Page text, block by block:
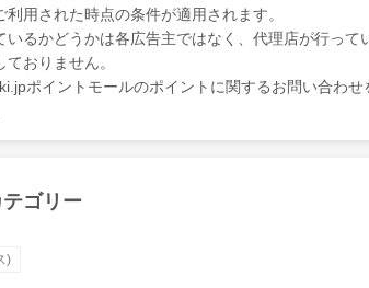
利用された時点の条件が適用されます。
いるかどうかは各広告主ではなく、代理店が行って
おりません。
ポイントモールのポイントに関するお問い合わ
ゴリー
)